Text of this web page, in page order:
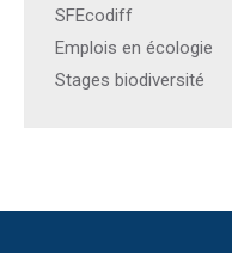
SFEcodiff
Emplois en écologie
Stages biodiversité